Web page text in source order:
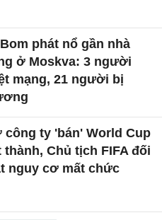
Bom phát nổ gần nhà
ở Moskva: 3 người
mạng, 21 người bị
công ty 'bán' World Cup
thành, Chủ tịch FIFA đối
nguy cơ mất chức